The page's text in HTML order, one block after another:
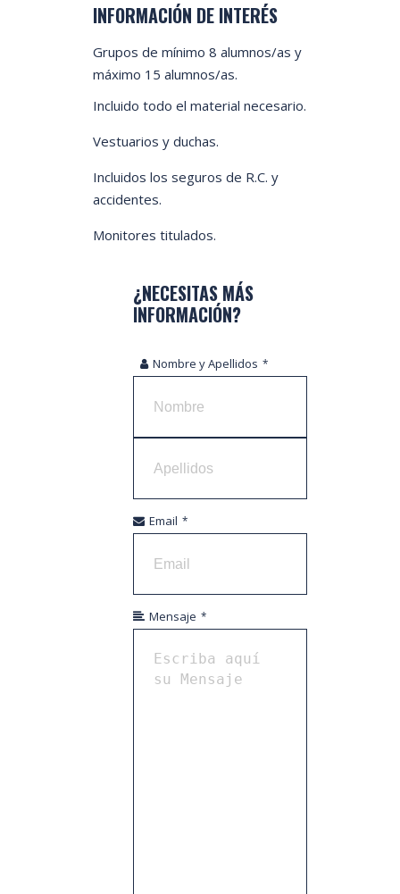
INFORMACIÓN DE INTERÉS
Grupos de mínimo 8 alumnos/as y
máximo 15 alumnos/as.
Incluido todo el material necesario.
Vestuarios y duchas.
Incluidos los seguros de R.C. y
accidentes.
Monitores titulados.
¿NECESITAS MÁS
INFORMACIÓN?
EmailNombre y Apellidos *
Email *
Mensaje *